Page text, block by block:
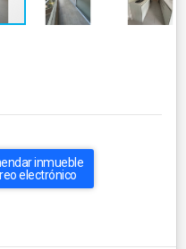
inmueble
electrónico